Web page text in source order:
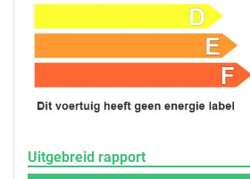
Uitgebreid rapport